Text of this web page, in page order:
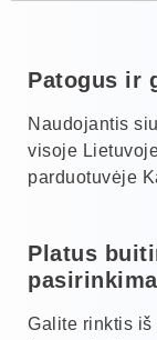
Patogus ir
Naudojantis
visoje
parduotuvėje
Platus
Galite rinktis iš